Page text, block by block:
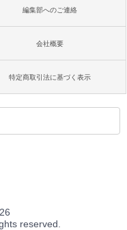
編集部へのご連絡
会社概要
特定商取引法に基づく表示
reserved.